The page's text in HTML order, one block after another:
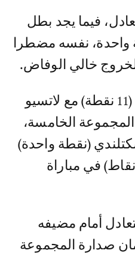
فيما يجد بطل
واحدة، نفسه مضطرا
خالي الوفاض.
ويتنافس أتلتيكو مدريد (11 نقطة) مع لاتسيو
المجموعة الخامسة،
(نقطة واحدة)
مع فينورد الهولندي (6 نقاط) في مباراة
أمام مضيفه
صدارة المجموعة